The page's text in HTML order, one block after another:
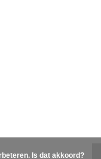
Is dat akkoord?